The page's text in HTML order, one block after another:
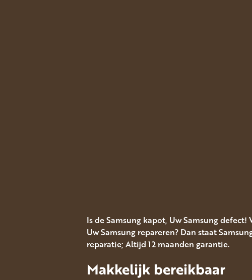
Is de Samsung kapot, Uw Samsung
Uw Samsung repareren? Dan staat
reparatie; Altijd 12 maanden garantie.
Makkelijk bereikbaar